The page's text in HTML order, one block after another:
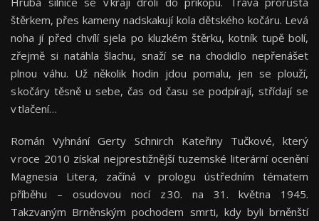
štěrkem, přes kameny nadskakují kola dětského kočáru. Levá
noha jí před chvílí sjela po kluzkém štěrku, kotník tupě bolí,
zřejmě si natáhla šlachu, snaží se na chodidlo nepřenášet
plnou váhu. Už několik hodin jdou pomalu, jen se plouží,
s kočáry těsně u sebe, čas od času se podpírají, střídají se
v tlačení…
Román Vyhnání Gerty Schnirch Kateřiny Tučkové, který
v roce 2010 získal nejprestižnější tuzemské literární ocenění
Magnesia Litera, začíná v prologu ústředním tématem
příběhu – osudovou nocí z 30. na 31. května 1945.
Takzvaným Brněnským pochodem smrti, kdy byli brněnští